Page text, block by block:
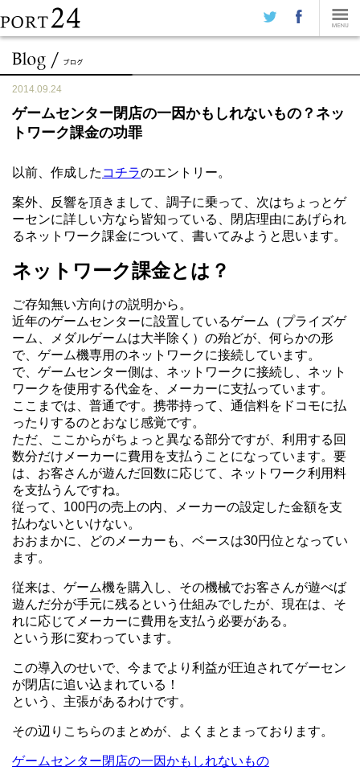
2014.09.24
ゲームセンター閉店の一因かもしれないもの？ネッ
トワーク課金の功罪
以前、作成した コチラのエントリー。
案外、反響を頂きまして、調子に乗って、次はちょっとゲ
ーセンに詳しい方なら皆知っている、閉店理由にあげられ
るネットワーク課金について、書いてみようと思います。
ネットワーク課金とは？
ご存知無い方向けの説明から。
近年のゲームセンターに設置しているゲーム（プライズゲ
ーム、メダルゲームは大半除く）の殆どが、何らかの形
で、ゲーム機専用のネットワークに接続しています。
で、ゲームセンター側は、ネットワークに接続し、ネット
ワークを使用する代金を、メーカーに支払っています。
ここまでは、普通です。携帯持って、通信料をドコモに払
ったりするのとおなじ感覚です。
ただ、ここからがちょっと異なる部分ですが、利用する回
数分だけメーカーに費用を支払うことになっています。要
は、お客さんが遊んだ回数に応じて、ネットワーク利用料
を支払うんですね。
従って、100円の売上の内、メーカーの設定した金額を支
払わないといけない。
おおまかに、どのメーカーも、ベースは30円位となってい
ます。
従来は、ゲーム機を購入し、その機械でお客さんが遊べば
遊んだ分が手元に残るという仕組みでしたが、現在は、そ
れに応じてメーカーに費用を支払う必要がある。
という形に変わっています。
この導入のせいで、今までより利益が圧迫されてゲーセン
が閉店に追い込まれている！
という、主張があるわけです。
その辺りこちらのまとめが、よくまとまっております。
ゲームセンター閉店の一因かもしれないもの